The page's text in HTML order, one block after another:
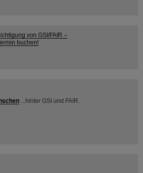
von GSI/FAIR –
buchen!
...hinter GSI und FAIR.